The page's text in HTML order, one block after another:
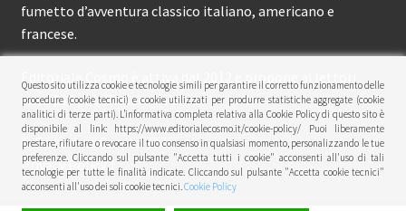
fumetto d’avventura classico italiano, americano e
francese.
Editoriale Cosmo è attiva dal 2012 e propone ai lettori
circa 150 pubblicazioni l’anno.
© Editoriale Cosmo 2026
Privacy Policy
Questo sito utilizza cookie e tecnologie simili per garantire il corretto funzionamento delle
procedure (cookie tecnici) e cookie utilizzati per produrre statistiche aggregate (cookie
analitici di terze parti). L’informativa completa relativa alla Cookie Policy di questo sito è
disponibile al link: https://www.editorialecosmo.it/cookie-policy/ Puoi liberamente
prestare, rifiutare o revocare il tuo consenso in qualsiasi momento, personalizzando le tue
preferenze. Cliccando sul pulsante "Accetta tutti i cookie" acconsenti all'uso di tali
tecnologie per tutte le finalità indicate. Cliccando sul pulsante "Accetta cookie tecnici"
acconsenti all'uso dei soli cookie tecnici.Cookie Policy